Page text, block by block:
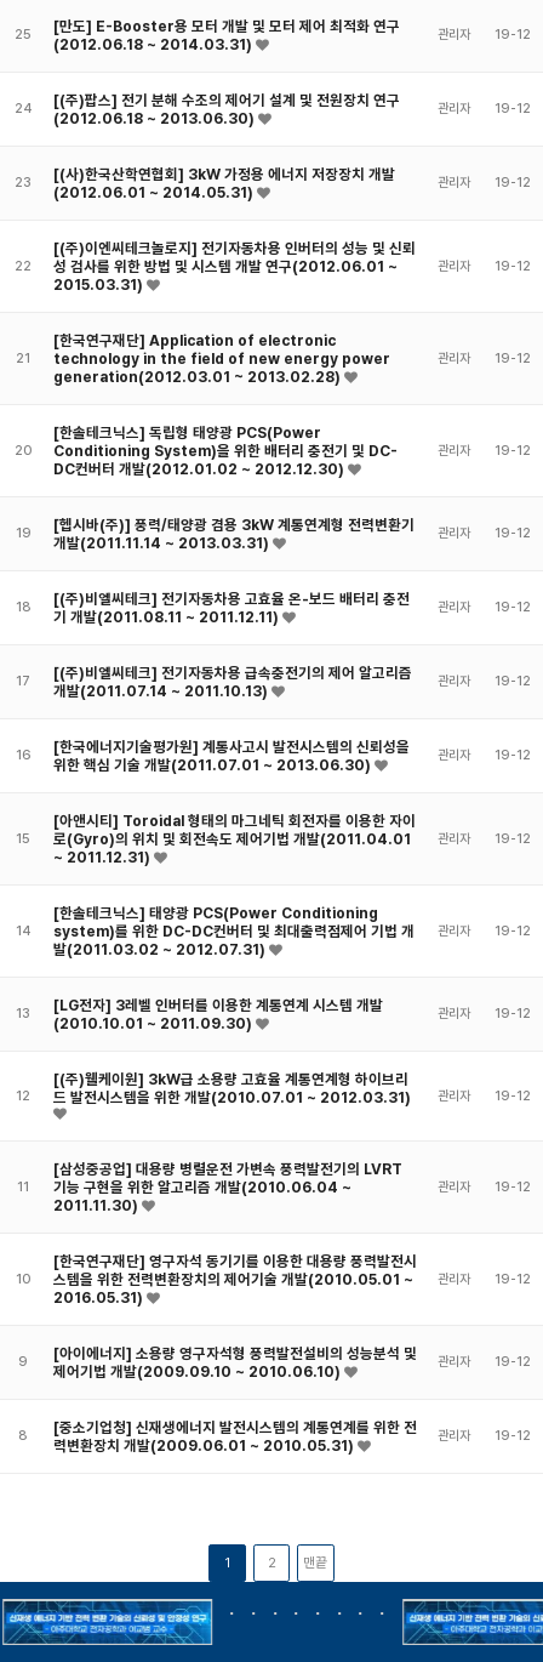
25
[만도] E-Booster용 모터 개발 및 모터 제어 최적화 연구
(2012.06.18 ~ 2014.03.31)
관리자 19-12
24
[(주)팝스] 전기 분해 수조의 제어기 설계 및 전원장치 연구
(2012.06.18 ~ 2013.06.30)
관리자 19-12
23
[(사)한국산학연협회] 3kW 가정용 에너지 저장장치 개발
(2012.06.01 ~ 2014.05.31)
관리자 19-12
22
[(주)이엔씨테크놀로지] 전기자동차용 인버터의 성능 및 신뢰
성 검사를 위한 방법 및 시스템 개발 연구(2012.06.01 ~
2015.03.31)
관리자 19-12
21
[한국연구재단] Application of electronic
technology in the field of new energy power
generation(2012.03.01 ~ 2013.02.28)
관리자 19-12
20
[한솔테크닉스] 독립형 태양광 PCS(Power
Conditioning System)을 위한 배터리 충전기 및 DC-
DC컨버터 개발(2012.01.02 ~ 2012.12.30)
관리자 19-12
19
[헵시바(주)] 풍력/태양광 겸용 3kW 계통연계형 전력변환기
개발(2011.11.14 ~ 2013.03.31)
관리자 19-12
18
[(주)비엘씨테크] 전기자동차용 고효율 온-보드 배터리 충전
기 개발(2011.08.11 ~ 2011.12.11)
관리자 19-12
17
[(주)비엘씨테크] 전기자동차용 급속충전기의 제어 알고리즘
개발(2011.07.14 ~ 2011.10.13)
관리자 19-12
16
[한국에너지기술평가원] 계통사고시 발전시스템의 신뢰성을
위한 핵심 기술 개발(2011.07.01 ~ 2013.06.30)
관리자 19-12
15
[아앤시티] Toroidal 형태의 마그네틱 회전자를 이용한 자이
로(Gyro)의 위치 및 회전속도 제어기법 개발(2011.04.01
~ 2011.12.31)
관리자 19-12
14
[한솔테크닉스] 태양광 PCS(Power Conditioning
system)를 위한 DC-DC컨버터 및 최대출력점제어 기법 개
발(2011.03.02 ~ 2012.07.31)
관리자 19-12
13
[LG전자] 3레벨 인버터를 이용한 계통연계 시스템 개발
(2010.10.01 ~ 2011.09.30)
관리자 19-12
12
[(주)웰케이원] 3kW급 소용량 고효율 계통연계형 하이브리
드 발전시스템을 위한 개발(2010.07.01 ~ 2012.03.31)
관리자 19-12
11
[삼성중공업] 대용량 병렬운전 가변속 풍력발전기의 LVRT
기능 구현을 위한 알고리즘 개발(2010.06.04 ~
2011.11.30)
관리자 19-12
10
[한국연구재단] 영구자석 동기기를 이용한 대용량 풍력발전시
스템을 위한 전력변환장치의 제어기술 개발(2010.05.01 ~
2016.05.31)
관리자 19-12
9
[아이에너지] 소용량 영구자석형 풍력발전설비의 성능분석 및
제어기법 개발(2009.09.10 ~ 2010.06.10)
관리자 19-12
8
[중소기업청] 신재생에너지 발전시스템의 계통연계를 위한 전
력변환장치 개발(2009.06.01 ~ 2010.05.31)
관리자 19-12
1 2 맨끝